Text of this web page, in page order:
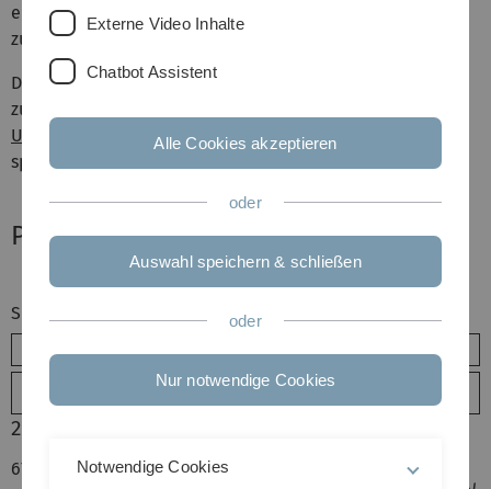
einfach ein Email und wir senden Ihnen dann eine Kopie
zum persönlichen Gebrauch zu.
Die Dissertationen der ehemaligen Mitarbeiter finden Sie
zum großen Teil im
Universität Ulm (OPARU)
. Falls etwas nicht vorhanden ist,
sprechen Sie uns bitte ebenfalls an.
Publikationssuche
Suchbegriff (alle Felder)
Erweiterte Suche
2025
670.
Deutscher, Joachim; Enderes, Tarik
Externe Video Inhalte
Chatbot Assistent
Alle Cookies akzeptieren
oder
Auswahl speichern & schließen
oder
Nur notwendige Cookies
Notwendige Cookies